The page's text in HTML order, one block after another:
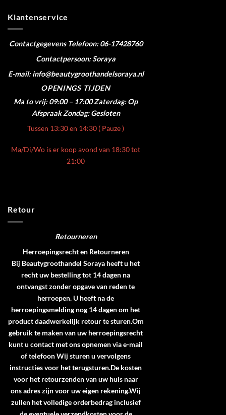
Klantenservice
ContactgegevensTelefoon: 06-17428760
Contactpersoon: Soraya
E-mail: info@beautygroothandelsoraya.nl
OPENINGS TIJDEN
Ma to vrij: 09:00 – 17:00 Zaterdag: Op
Afspraak Zondag: Gesloten
Tussen 13:30 en 14:30 ( Pauze )
Ma/Di/Wo is er koop avond van 18:30 tot
21:00
Retour
Retourneren
Herroepingsrecht en Retourneren
Bij Beautygroothandel Soraya heeft u het
recht uw bestelling tot 14 dagen na
ontvangst zonder opgave van reden te
herroepen. U heeft na de
herroepingsmelding nog 14 dagen om het
product daadwerkelijk retour te sturen.Om
gebruik te maken van uw herroepingsrecht
kunt u contact met ons opnemen via e-mail
of telefoon Wij sturen u vervolgens
instructies voor het terugsturen.De kosten
voor het retourzenden van uw huis naar
ons adres zijn voor uw eigen rekening.Wij
zullen het volledige orderbedrag inclusief